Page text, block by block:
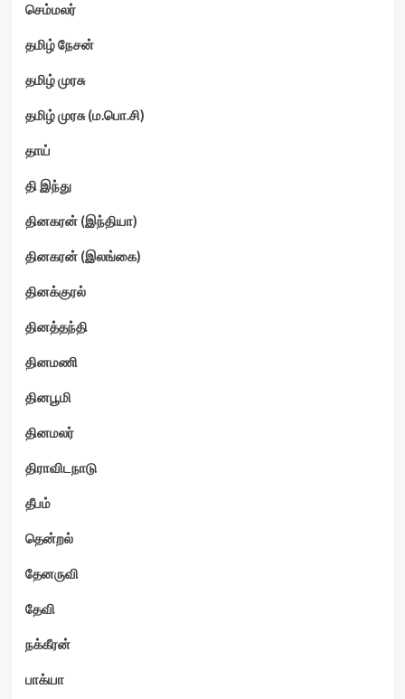
செம்மலர்
தமிழ் நேசன்
தமிழ் முரசு
தமிழ் முரசு (ம.பொ.சி)
தாய்
தி இந்து
தினகரன் (இந்தியா)
தினகரன் (இலங்கை)
தினக்குரல்
தினத்தந்தி
தினமணி
தினபூமி
தினமலர்
திராவிடநாடு
தீபம்
தென்றல்
தேனருவி
தேவி
நக்கீரன்
பாக்யா